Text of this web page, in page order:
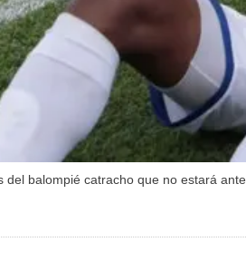
del balompié catracho que no estará